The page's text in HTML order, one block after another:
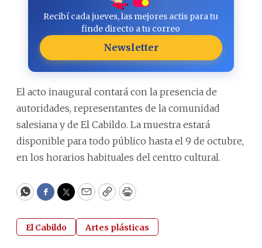
Recibí cada jueves, las mejores actis para tu
finde directo a tu correo
Newsletter
El acto inaugural contará con la presencia de
autoridades, representantes de la comunidad
salesiana y de El Cabildo. La muestra estará
disponible para todo público hasta el 9 de octubre,
en los horarios habituales del centro cultural.
WhatsApp
Facebook
Twitter
EmailCopyPrint
El Cabildo Artes plásticas